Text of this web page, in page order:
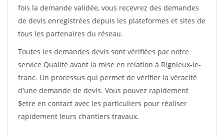
fois la demande validée, vous recevrez des demandes
de devis enregistrées depuis les plateformes et sites de
tous les partenaires du réseau.
Toutes les demandes devis sont vérifiées par notre
service Qualité avant la mise en relation à Rignieux-le-
franc. Un processus qui permet de vérifier la véracité
d'une demande de devis. Vous pouvez rapidement
$etre en contact avec les particuliers pour réaliser
rapidement leurs chantiers travaux.